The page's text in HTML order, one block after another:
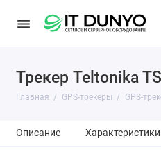
Трекер Teltonika
Главная GPS-трекеры GPS-
Описание Характеристики